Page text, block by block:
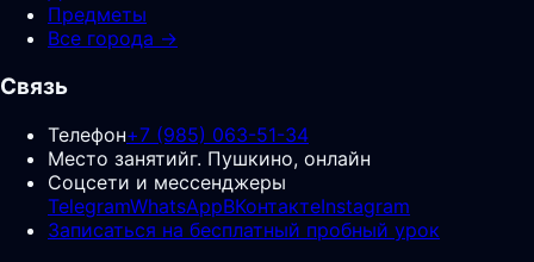
Предметы
Все города →
Связь
Телефон+7 (985) 063-51-34
Место занятийг. Пушкино, онлайн
Соцсети и мессенджеры
TelegramWhatsAppВКонтактеInstagram
Записаться на бесплатный пробный урок